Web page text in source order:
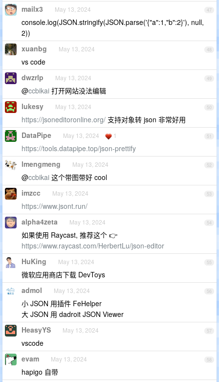
47
mailx3 May 13, 2024
console.log(JSON.stringify(JSON.parse('{"a":1,"b":2}'), null,
2))
48
xuanbg May 13, 2024
vs code
49
dwzrlp May 13, 2024
@ccbikai 打开网站没法编辑
50
lukesy May 13, 2024
https://jsoneditoronline.org/ 支持对象转 json 非常好用
51
DataPipe May 13, 2024 1
https://tools.datapipe.top/json-prettify
52
lmengmeng May 13, 2024
@ccbikai 这个带图带好 cool
53
imzcc May 13, 2024
https://www.jsont.run/
54
alpha4zeta May 13, 2024
如果使用 Raycast, 推荐这个 👉
https://www.raycast.com/HerbertLu/json-editor
55
HuKing May 13, 2024
微软应用商店下载 DevToys
56
admol May 13, 2024
小 JSON 用插件 FeHelper
大 JSON 用 dadroit JSON Viewer
57
HeasyYS May 13, 2024
vscode
58
evam May 13, 2024
hapigo 自带